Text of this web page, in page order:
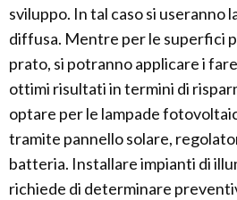
sviluppo. In tal caso si useranno
diffusa. Mentre per le superfici
prato, si potranno applicare i
ottimi risultati in termini di
optare per le lampade
tramite pannello solare,
batteria. Installare impianti di
richiede di determinare